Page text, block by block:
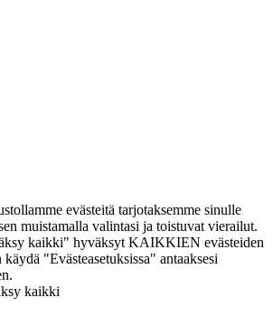
evästeitä tarjotaksemme sinulle
muistamalla valintasi ja toistuvat vierailut.
kaikki" hyväksyt KAIKKIEN evästeiden
"Evästeasetuksissa" antaaksesi
kaikki